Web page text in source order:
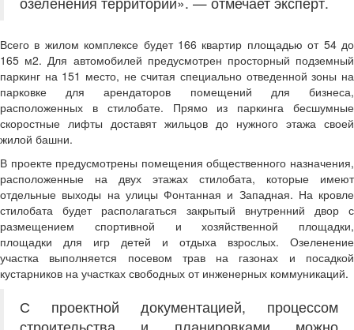
Всего в жилом комплексе будет 166 квартир площадью от 54 до
165 м2. Для автомобилей предусмотрен просторный подземный
паркинг на 151 место, не считая специально отведенной зоны на
парковке для арендаторов помещений для бизнеса,
расположенных в стилобате. Прямо из паркинга бесшумные
скоростные лифты доставят жильцов до нужного этажа своей
жилой башни.
В проекте предусмотрены помещения общественного назначения,
расположенные на двух этажах стилобата, которые имеют
отдельные выходы на улицы Фонтанная и Западная. На кровле
стилобата будет располагаться закрытый внутренний двор с
размещением спортивной и хозяйственной площадки,
площадки для игр детей и отдыха взрослых. Озеленение
участка выполняется посевом трав на газонах и посадкой
кустарников на участках свободных от инженерных коммуникаций.
С проектной документацией, процессом